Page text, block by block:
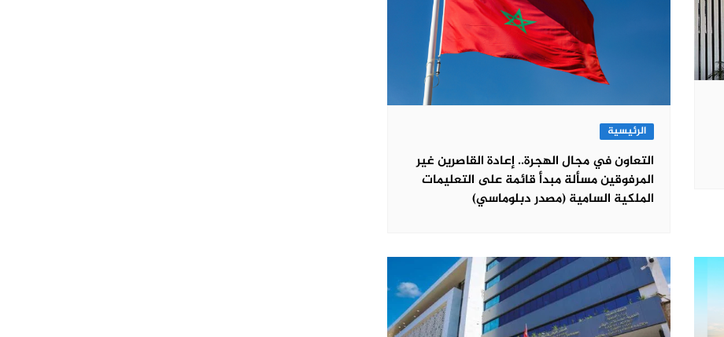
الرئيسية
التعاون في مجال الهجرة.. إعادة القاصرين غير
المرفوقين مسألة مبدأ قائمة على التعليمات
الملكية السامية (مصدر دبلوماسي)